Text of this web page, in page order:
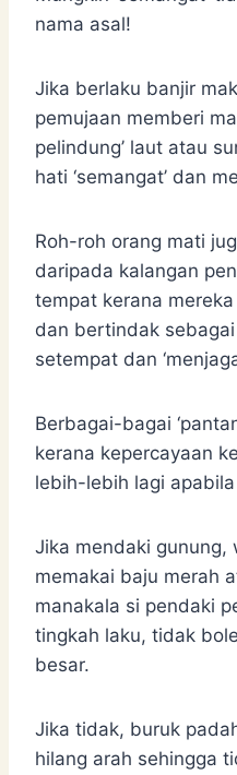
nama asal!
Jika berlaku banjir
pemujaan memberi
pelindung’ laut atau
hati ‘semangat’ dan
Roh-roh orang mati
daripada kalangan
tempat kerana mereka
dan bertindak
setempat dan
Berbagai-bagai
kerana kepercayaan
lebih-lebih lagi
Jika mendaki gunung,
memakai baju merah
manakala si pendaki
tingkah laku, tidak
besar.
Jika tidak, buruk
hilang arah sehingga